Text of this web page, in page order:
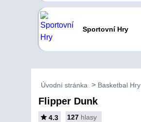
Sportovní Hry
Úvodní stránka Basketbal Hry
Flipper Dunk
4.3 127 hlasy